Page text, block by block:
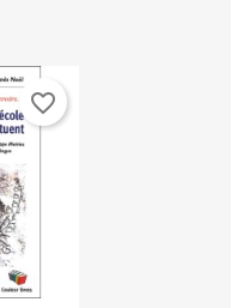
favorite_border